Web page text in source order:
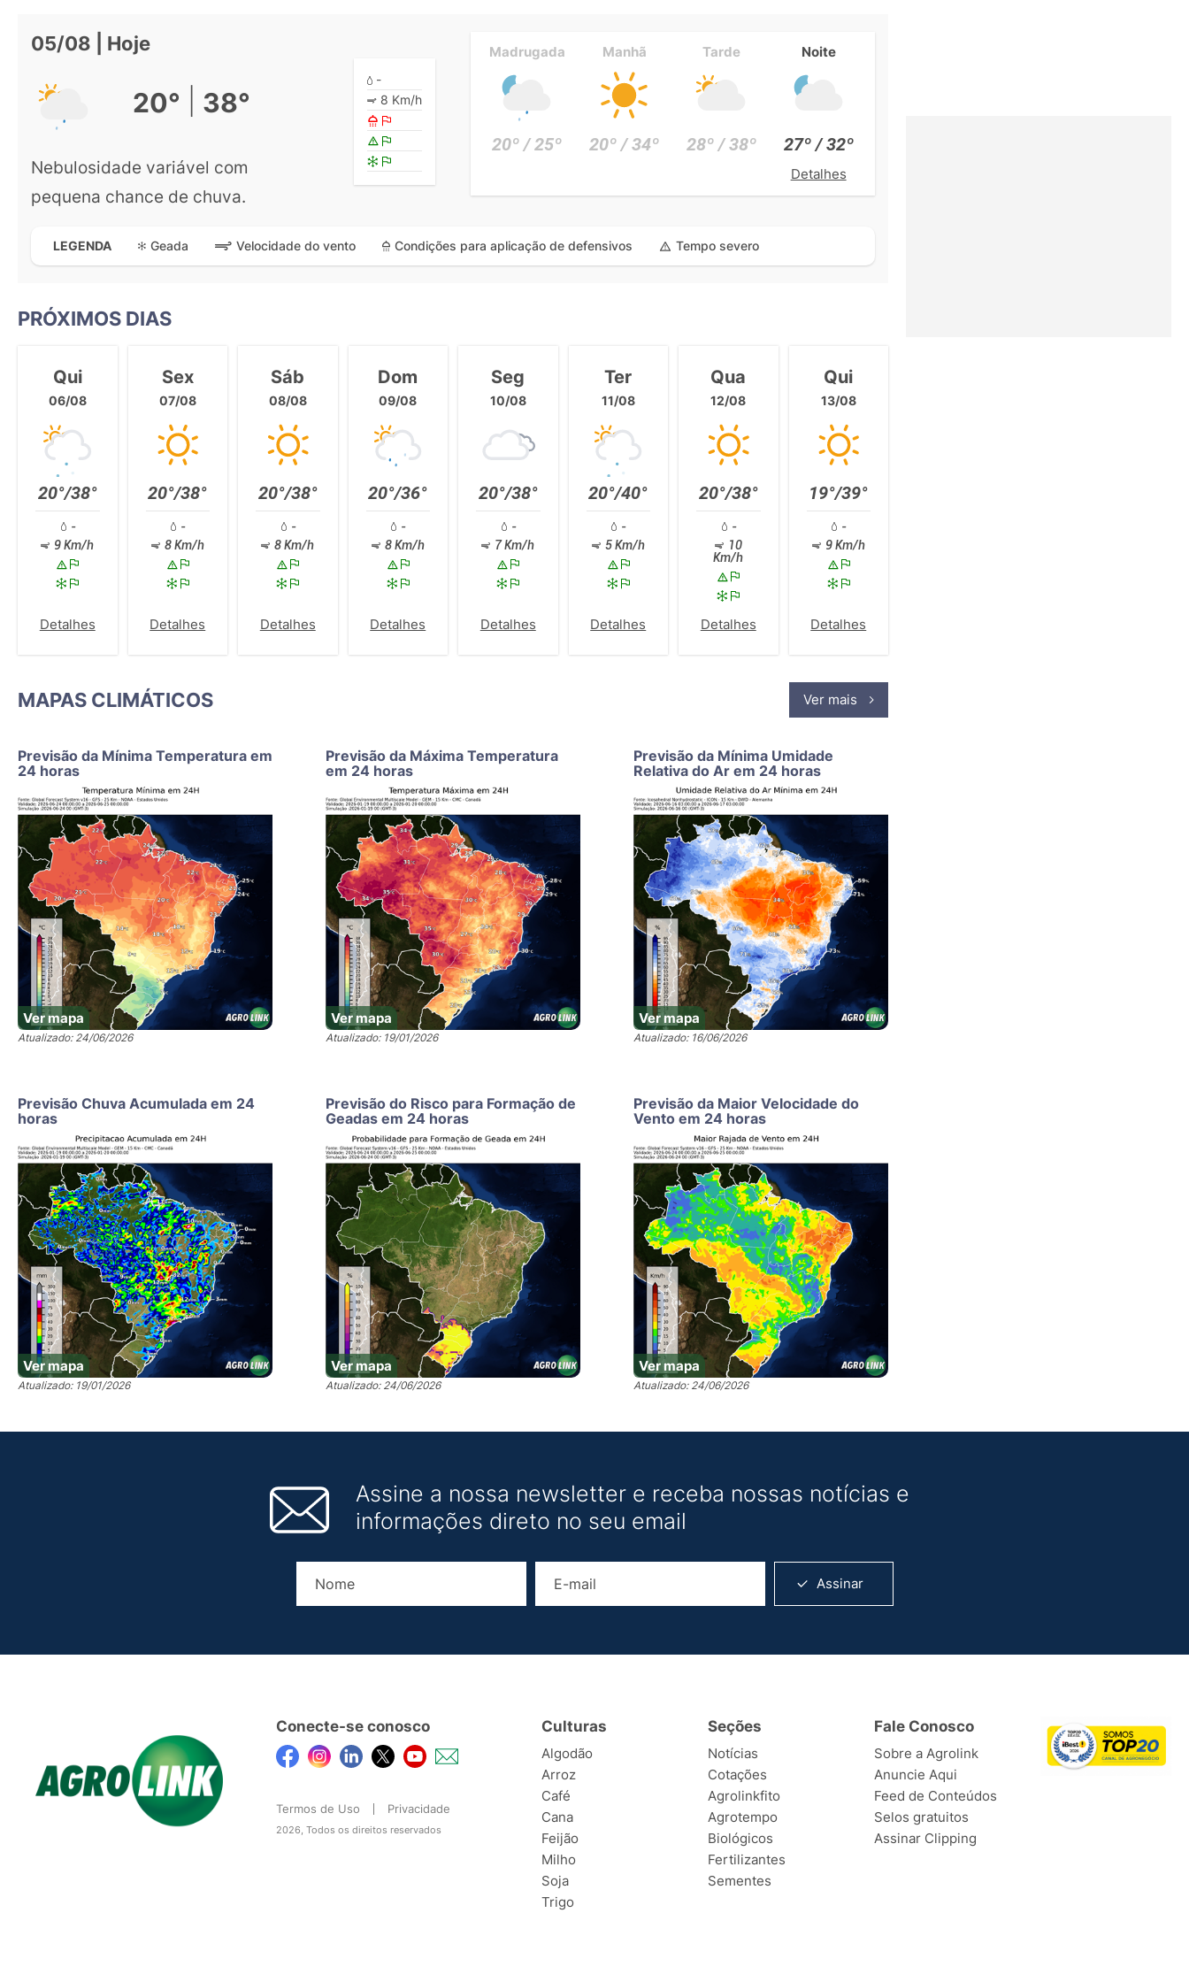
05/08 | Hoje
20° 38°
Nebulosidade variável com
pequena chance de chuva.
-
8 Km/h
Madrugada
20º / 25º
Manhã
20º / 34º
Tarde
28º / 38º
Noite
27º / 32º
Detalhes
LEGENDA Geada Velocidade do vento Condições para aplicação de defensivos Tempo severo
PRÓXIMOS DIAS
Qui
06/08
20°/38°
-
9 Km/h
Detalhes
Sex
07/08
20°/38°
-
8 Km/h
Detalhes
Sáb
08/08
20°/38°
-
8 Km/h
Detalhes
Dom
09/08
20°/36°
-
8 Km/h
Detalhes
Seg
10/08
20°/38°
-
7 Km/h
Detalhes
Ter
11/08
20°/40°
-
5 Km/h
Detalhes
Qua
12/08
20°/38°
-
10
Km/h
Detalhes
Qui
13/08
19°/39°
-
9 Km/h
Detalhes
MAPAS CLIMÁTICOS Ver mais
Previsão da Mínima Temperatura em
24 horas
Ver mapa
Atualizado: 24/06/2026
Previsão da Máxima Temperatura
em 24 horas
Ver mapa
Atualizado: 19/01/2026
Previsão da Mínima Umidade
Relativa do Ar em 24 horas
Ver mapa
Atualizado: 16/06/2026
Previsão Chuva Acumulada em 24
horas
Ver mapa
Atualizado: 19/01/2026
Previsão do Risco para Formação de
Geadas em 24 horas
Ver mapa
Atualizado: 24/06/2026
Previsão da Maior Velocidade do
Vento em 24 horas
Ver mapa
Atualizado: 24/06/2026
Assine a nossa newsletter e receba nossas notícias e
informações direto no seu email
Assinar
Conecte-se conosco
Termos de Uso Privacidade
2026, Todos os direitos reservados
Culturas
Algodão
Arroz
Café
Cana
Feijão
Milho
Soja
Trigo
Seções
Notícias
Cotações
Agrolinkfito
Agrotempo
Biológicos
Fertilizantes
Sementes
Fale Conosco
Sobre a Agrolink
Anuncie Aqui
Feed de Conteúdos
Selos gratuitos
Assinar Clipping